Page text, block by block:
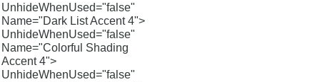
UnhideWhenUsed="false"
Name="Dark List Accent 4">
UnhideWhenUsed="false"
Name="Colorful Shading
Accent 4">
UnhideWhenUsed="false"